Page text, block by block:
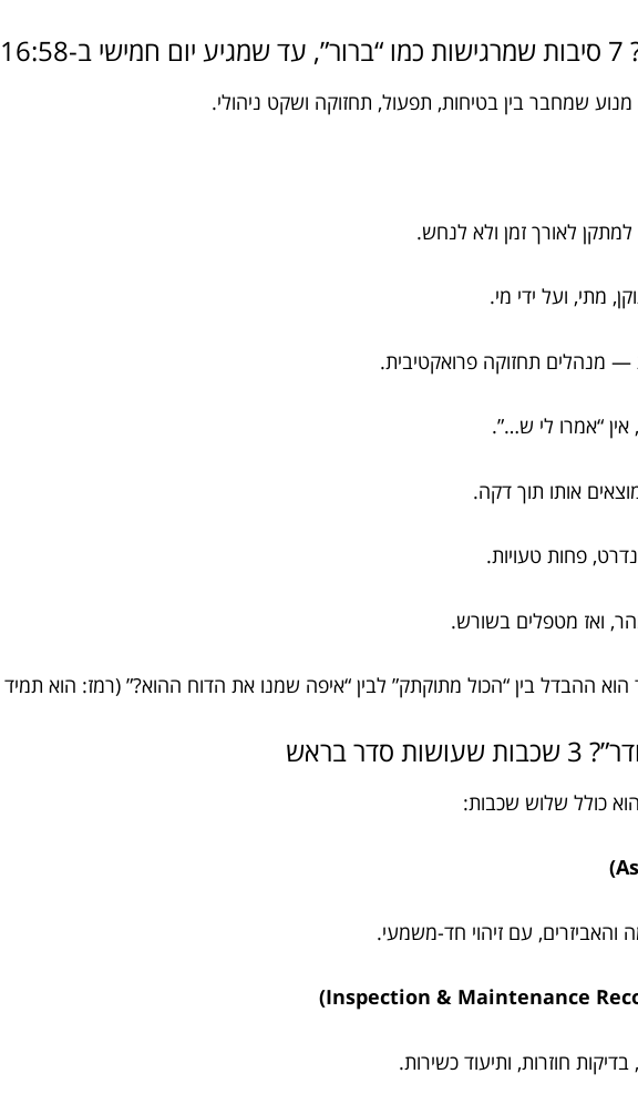
שמחבר בין בטיחות, תפעול, תחזוקה ושקט ניהולי.
לאורך זמן ולא לנחש.
מתי, ועל ידי מי.
— מנהלים תחזוקה פרואקטיבית.
“אמרו לי ש…”.
אותו תוך דקה.
פחות טעויות.
ואז מטפלים בשורש.
הוא ההבדל בין “הכול מתוקתק” לבין “איפה שמנו את הדוח ההוא?” (רמז: הוא
בראש
כולל שלוש שכבות:
עם זיהוי חד-משמעי.
חוזרות, ותיעוד כשירות.